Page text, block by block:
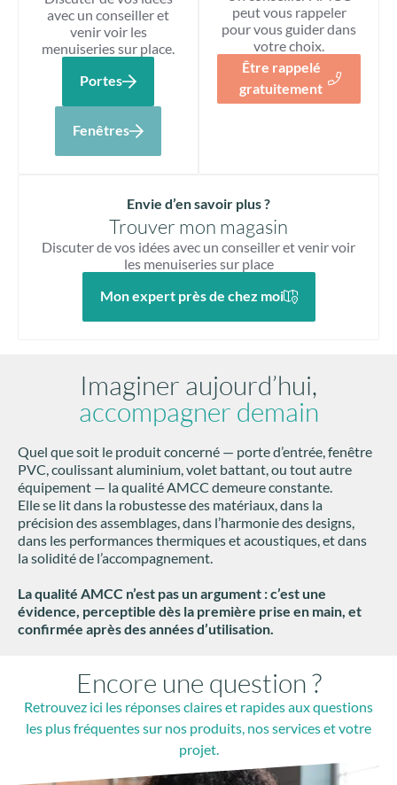
avec un conseiller et
venir voir les
menuiseries sur place.
Portes
Fenêtres
peut vous rappeler
pour vous guider dans
votre choix.
Être rappelé
gratuitement
Envie d’en savoir plus ?
Trouver mon magasin
Discuter de vos idées avec un conseiller et venir voir
les menuiseries sur place
Mon expert près de chez moi
Imaginer aujourd’hui,
accompagner demain
Quel que soit le produit concerné — porte d’entrée, fenêtre
PVC, coulissant aluminium, volet battant, ou tout autre
équipement — la qualité AMCC demeure constante.
Elle se lit dans la robustesse des matériaux, dans la
précision des assemblages, dans l’harmonie des designs,
dans les performances thermiques et acoustiques, et dans
la solidité de l’accompagnement.
La qualité AMCC n’est pas un argument : c’est une
évidence, perceptible dès la première prise en main, et
confirmée après des années d’utilisation.
Encore une question ?
Retrouvez ici les réponses claires et rapides aux questions
les plus fréquentes sur nos produits, nos services et votre
projet.